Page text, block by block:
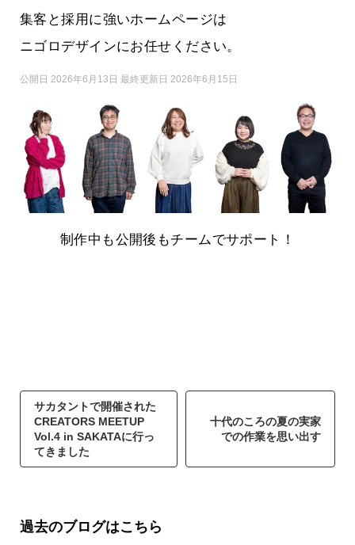
集客と採用に強いホームページは
ニゴロデザインにお任せください。
公開日 2026年6月13日 最終更新日 2026年6月15日
制作中も公開後もチームでサポート！
サカタントで開催された
CREATORS MEETUP
Vol.4 in SAKATAに行っ
てきました
十代のころの夏の実家
での作業を思い出す
過去のブログはこちら